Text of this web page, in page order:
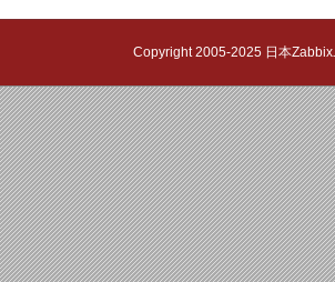
Copyright 2005-2025 日本